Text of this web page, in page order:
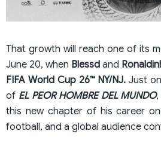
That growth will reach one of its
June 20, when Blessd and
FIFA World Cup 26™ NY/NJ. Just
of EL PEOR HOMBRE DEL MUNDO
this new chapter of his career
football, and a global audience